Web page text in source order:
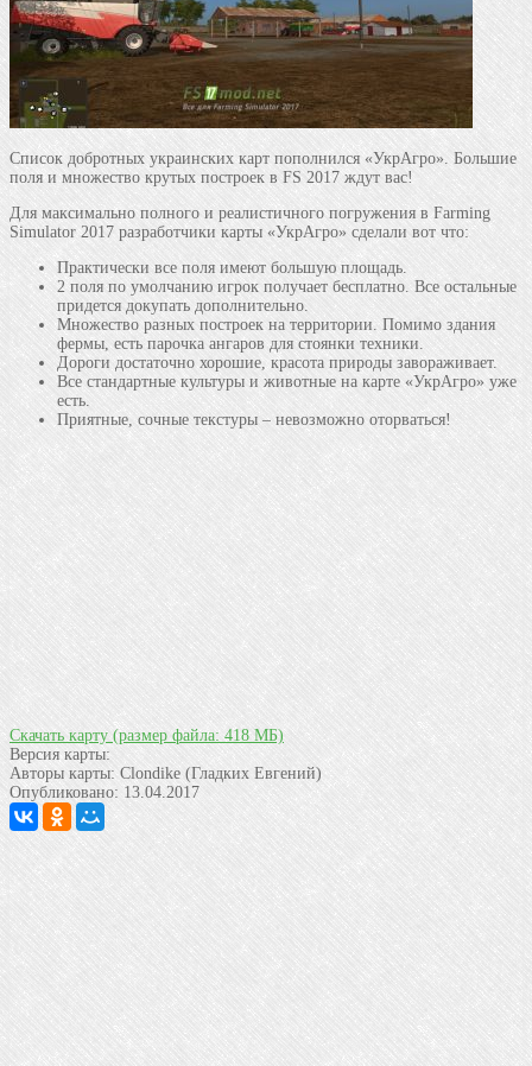
Список добротных украинских карт пополнился «УкрАгро». Большие
поля и множество крутых построек в FS 2017 ждут вас!
Для максимально полного и реалистичного погружения в Farming
Simulator 2017 разработчики карты «УкрАгро» сделали вот что:
Практически все поля имеют большую площадь.
2 поля по умолчанию игрок получает бесплатно. Все остальные
придется докупать дополнительно.
Множество разных построек на территории. Помимо здания
фермы, есть парочка ангаров для стоянки техники.
Дороги достаточно хорошие, красота природы завораживает.
Все стандартные культуры и животные на карте «УкрАгро» уже
есть.
Приятные, сочные текстуры – невозможно оторваться!
Скачать карту (размер файла: 418 МБ)
Версия карты:
Авторы карты:Clondike (Гладких Евгений)
Опубликовано: 13.04.2017